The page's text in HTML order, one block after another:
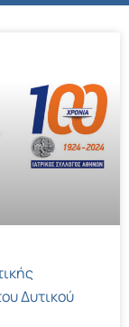
Δυτικού